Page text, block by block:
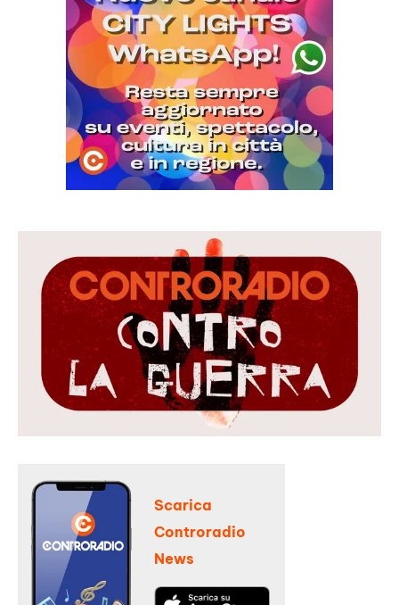
Scarica
Controradio
News